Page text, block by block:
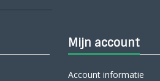
Mijn account
Account informatie